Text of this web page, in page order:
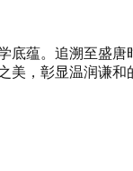
蕴。追溯至盛
，彰显温润谦和